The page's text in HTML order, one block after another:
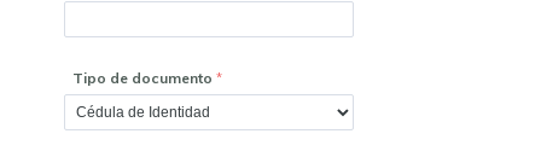
Tipo de documento